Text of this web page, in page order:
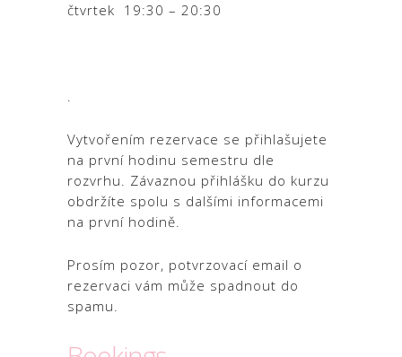
čtvrtek 19:30 – 20:30
.
Vytvořením rezervace se přihlašujete
na první hodinu semestru dle
rozvrhu. Závaznou přihlášku do kurzu
obdržíte spolu s dalšími informacemi
na první hodině.
Prosím pozor, potvrzovací email o
rezervaci vám může spadnout do
spamu.